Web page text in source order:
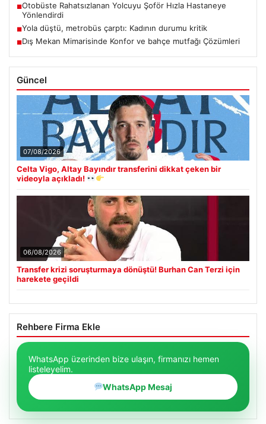
■Otobüste Rahatsızlanan Yolcuyu Şoför Hızla Hastaneye
Yönlendirdi
■Yola düştü, metrobüs çarptı: Kadının durumu kritik
■Dış Mekan Mimarisinde Konfor ve bahçe mutfağı Çözümleri
Güncel
07/08/2026
Celta Vigo, Altay Bayındır transferini dikkat çeken bir
videoyla açıkladı!
06/08/2026
Transfer krizi soruşturmaya dönüştü! Burhan Can Terzi için
harekete geçildi
Rehbere Firma Ekle
WhatsApp üzerinden bize ulaşın, firmanızı hemen
listeleyelim.
WhatsApp Mesaj